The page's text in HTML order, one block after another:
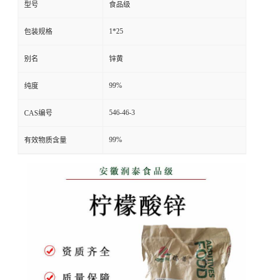
型号 食品级
包装规格 1*25
别名 锌黄
纯度 99%
CAS编号 546-46-3
有效物质含量 99%